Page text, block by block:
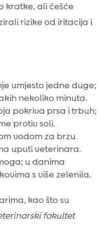
kratke, ali češće
rizike od iritacija i
umjesto jedne duge;
nekoliko minuta.
pokriva prsa i trbuh;
protiv soli.
vodom za brzu
uputi veterinara.
u danima
s više zelenila.
kao što su
fakultet